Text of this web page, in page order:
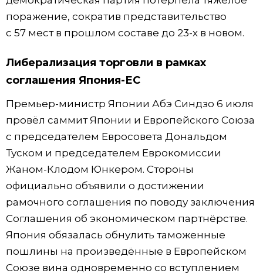
поражение, сократив представительство
с 57 мест в прошлом составе до 23-х в новом.
Либерализация торговли в рамках
соглашения Япония-ЕС
Премьер-министр Японии Абэ Синдзо 6 июля
провёл саммит Японии и Европейского Союза
с председателем Евросовета Дональдом
Туском и председателем Еврокомиссии
Жаном-Клодом Юнкером. Стороны
официально объявили о достижении
рамочного соглашения по поводу заключения
Соглашения об экономическом партнёрстве.
Япония обязалась обнулить таможенные
пошлины на произведённые в Европейском
Союзе вина одновременно со вступлением